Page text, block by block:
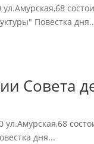
Повестка
Совета
ул.Амурская,68
дня...